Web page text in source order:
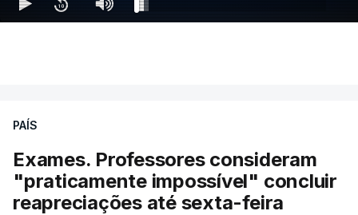
PAÍS
Exames. Professores consideram
"praticamente impossível" concluir
reapreciações até sexta-feira